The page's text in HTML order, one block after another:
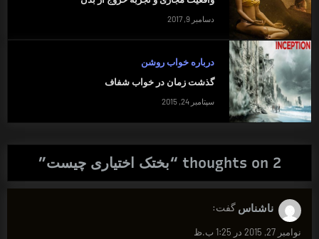
دسامبر 9, 2017
درباره خواب روشن
گذشت زمان در خواب شفاف
سپتامبر 24, 2015
2 thoughts on “ بختک اختیاری چیست”
ناشناس گفت:
نوامبر 27, 2015 در 1:25 ب.ظ